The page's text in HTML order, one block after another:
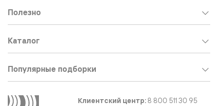
Полезно
Каталог
Популярные подборки
Клиентский центр: 8 800 511 30 95